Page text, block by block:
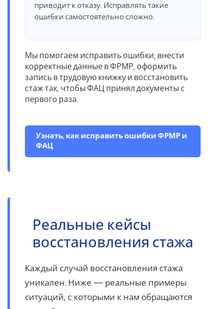
приводит к отказу. Исправлять такие
ошибки самостоятельно сложно.
Мы помогаем исправить ошибки, внести
корректные данные в ФРМР, оформить
запись в трудовую книжку и восстановить
стаж так, чтобы ФАЦ принял документы с
первого раза.
Узнать, как исправить ошибки ФРМР и
ФАЦ
Реальные кейсы
восстановления стажа
Каждый случай восстановления стажа
уникален. Ниже — реальные примеры
ситуаций, с которыми к нам обращаются